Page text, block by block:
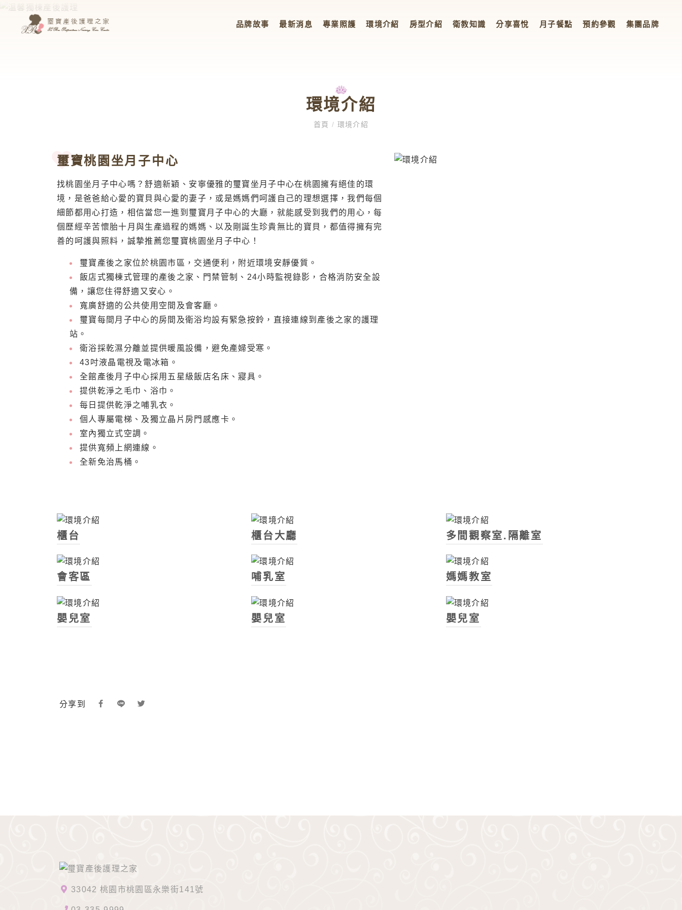
品牌故事 最新消息 專業照護 環境介紹 房型介紹 衛教知識 分享喜悅 月子餐點 預約參觀 集團品牌
環境介紹
首頁 / 環境介紹
璽寶桃園坐月子中心
找桃園坐月子中心嗎？舒適新穎、安寧優雅的璽寶坐月子中心在桃園擁有絕佳的環
境，是爸爸給心愛的寶貝與心愛的妻子，或是媽媽們呵護自己的理想選擇，我們每個
細節都用心打造，相信當您一進到璽寶月子中心的大廳，就能感受到我們的用心，每
個歷經辛苦懷胎十月與生產過程的媽媽、以及剛誕生珍貴無比的寶貝，都值得擁有完
善的呵護與照料，誠摯推薦您璽寶桃園坐月子中心！
璽寶產後之家位於桃園市區，交通便利，附近環境安靜優質。
飯店式獨棟式管理的產後之家、門禁管制、24小時監視錄影，合格消防安全設
備，讓您住得舒適又安心。
寬廣舒適的公共使用空間及會客廳。
璽寶每間月子中心的房間及衛浴均設有緊急按鈴，直接連線到產後之家的護理
站。
衛浴採乾濕分離並提供暖風設備，避免產婦受寒。
43吋液晶電視及電冰箱。
全館產後月子中心採用五星級飯店名床、寢具。
提供乾淨之毛巾、浴巾。
每日提供乾淨之哺乳衣。
個人專屬電梯、及獨立晶片房門感應卡。
室內獨立式空調。
提供寬頻上網連線。
全新免治馬桶。
櫃台 櫃台大廳 多間觀察室.隔離室
會客區 哺乳室 媽媽教室
嬰兒室 嬰兒室 嬰兒室
分享到
33042 桃園市桃園區永樂街141號